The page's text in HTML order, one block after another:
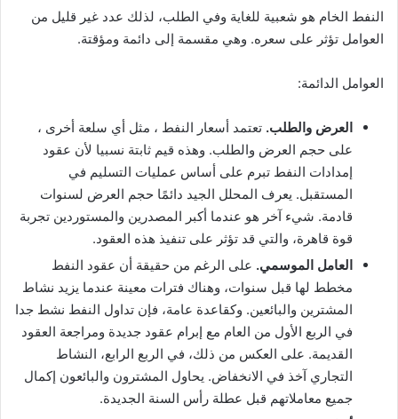
النفط الخام هو شعبية للغاية وفي الطلب، لذلك عدد غير قليل من
العوامل تؤثر على سعره. وهي مقسمة إلى دائمة ومؤقتة.
العوامل الدائمة:
العرض والطلب. تعتمد أسعار النفط ، مثل أي سلعة أخرى ،
على حجم العرض والطلب. وهذه قيم ثابتة نسبيا لأن عقود
إمدادات النفط تبرم على أساس عمليات التسليم في
المستقبل. يعرف المحلل الجيد دائمًا حجم العرض لسنوات
قادمة. شيء آخر هو عندما أكبر المصدرين والمستوردين تجربة
قوة قاهرة، والتي قد تؤثر على تنفيذ هذه العقود.
العامل الموسمي. على الرغم من حقيقة أن عقود النفط
مخطط لها قبل سنوات، وهناك فترات معينة عندما يزيد نشاط
المشترين والبائعين. وكقاعدة عامة، فإن تداول النفط نشط جدا
في الربع الأول من العام مع إبرام عقود جديدة ومراجعة العقود
القديمة. على العكس من ذلك، في الربع الرابع، النشاط
التجاري آخذ في الانخفاض. يحاول المشترون والبائعون إكمال
جميع معاملاتهم قبل عطلة رأس السنة الجديدة.